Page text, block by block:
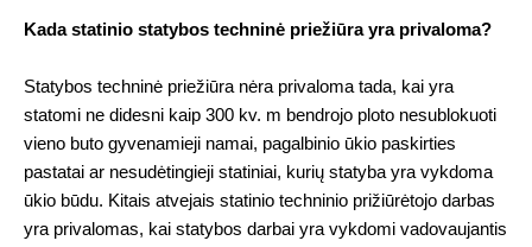
Kada statinio statybos techninė priežiūra yra privaloma?
Statybos techninė priežiūra nėra privaloma tada, kai yra
statomi ne didesni kaip 300 kv. m bendrojo ploto nesublokuoti
vieno buto gyvenamieji namai, pagalbinio ūkio paskirties
pastatai ar nesudėtingieji statiniai, kurių statyba yra vykdoma
ūkio būdu. Kitais atvejais statinio techninio prižiūrėtojo darbas
yra privalomas, kai statybos darbai yra vykdomi vadovaujantis